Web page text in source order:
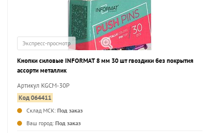
Экспресс-просмотр
Кнопки силовые INFORMAT 8 мм 30 шт гвоздики без покрытия
ассорти металлик
Артикул KGCM-30P
Код 064411
Склад МСК: Под заказ
Ваш город: Под заказ